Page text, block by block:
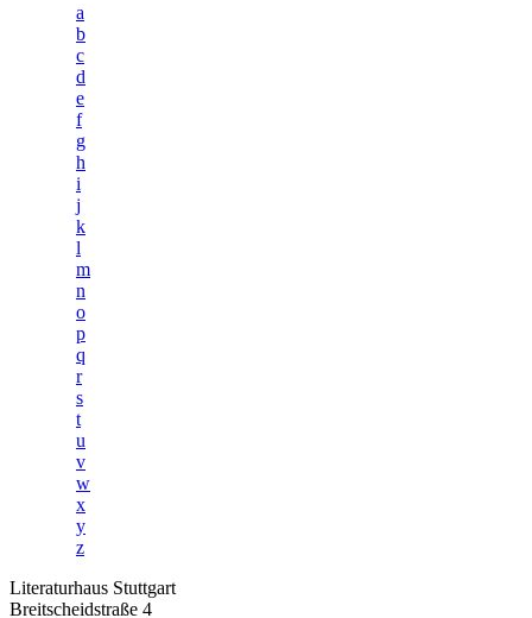
a
b
c
d
e
f
g
h
i
j
k
l
m
n
o
p
q
r
s
t
u
v
w
x
y
z
Literaturhaus Stuttgart
Breitscheidstraße 4